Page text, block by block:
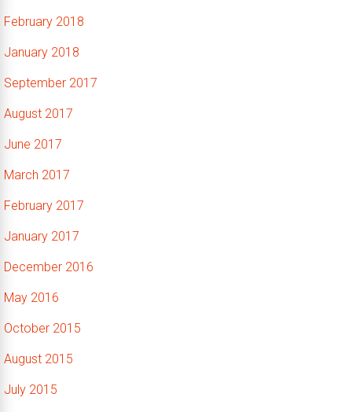
February 2018
January 2018
September 2017
August 2017
June 2017
March 2017
February 2017
January 2017
December 2016
May 2016
October 2015
August 2015
July 2015